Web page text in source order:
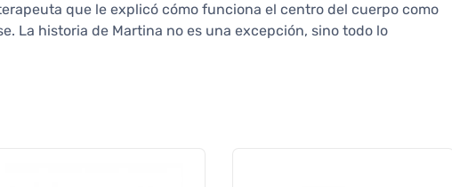
que le explicó cómo funciona el centro del cuerpo como
La historia de Martina no es una excepción, sino todo lo